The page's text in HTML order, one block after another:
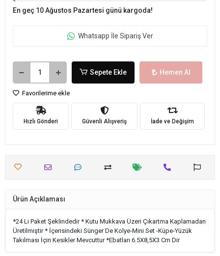
En geç 10 Ağustos Pazartesi günü kargoda!
Whatsapp İle Sipariş Ver
Sepete Ekle Hemen Al
Favorilerime ekle
Hızlı Gönderi Güvenli Alışveriş İade ve Değişim
Ürün Açıklaması
*24 Li Paket Şeklindedir * Kutu Mukkava Üzeri Çıkartma Kaplamadan
Üretilmiştir * İçerisindeki Sünger De Kolye-Mini Set -Küpe-Yüzük
Takılması İçin Kesikler Mevcuttur *Ebatları 6.5X8,5X3 Cm Dir